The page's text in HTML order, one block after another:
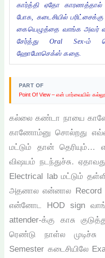
கார்த்தி ஏதோ காரணத்தால்
போக, கடைசியில்
கையெழுத்தை வாங்க அவர்
சேர்த்து Oral Sex-ம்
ஹோமோசெக்ஸ் கதை.
PART OF
Point Of View – என் பார்வையில் ›
கல்லை கண்டா நாயை
காணோம்னு சொல்றது
மட்டும் தான் தெரியும்…
விஷயம் நடந்துச்சு.
Electrical lab மட்டும்
அதனால என்னால Record
என்னோட HOD sign
attender-க்கு காசு
ரெண்டு நாள்ல முடிச்சு
Semester கடைசியிலே